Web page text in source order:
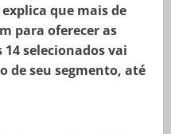
que mais de
para oferecer as
selecionados vai
de seu segmento, até